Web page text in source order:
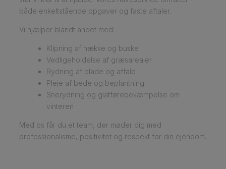
både enkeltstående opgaver og faste aftaler.
Vi hjælper blandt andet med:
Klipning af hække og buske
Vedligeholdelse af græsarealer
Rydning af blade og affald
Pleje af bede og beplantning
Snerydning og glatførebekæmpelse om
vinteren
Med os får du et team, der møder dig med
professionalisme, positivitet og respekt for din ejendom.